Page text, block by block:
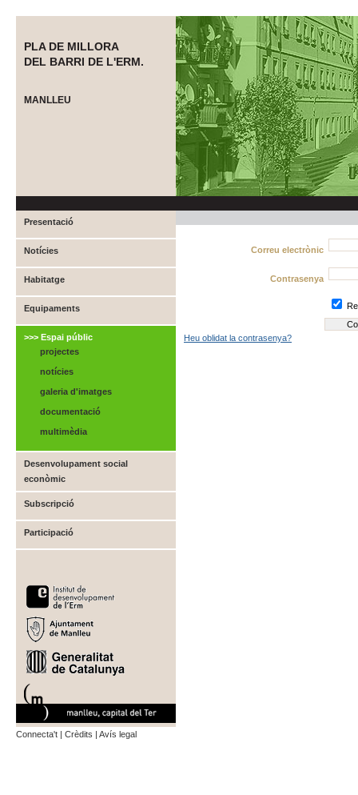
PLA DE MILLORA
DEL BARRI DE L'ERM.
MANLLEU
Presentació
Notícies
Habitatge
Equipaments
>>> Espai públic
projectes
notícies
galeria d'imatges
documentació
multimèdia
Desenvolupament social
econòmic
Subscripció
Participació
Correu electrònic
Contrasenya
Heu oblidat la contrasenya?
Connecta't | Crèdits | Avís legal